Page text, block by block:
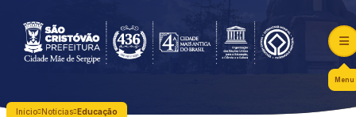
Menu
Início Notícias Educação